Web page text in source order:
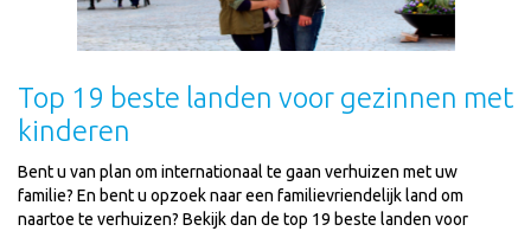
Top 19 beste landen voor gezinnen met
kinderen
Bent u van plan om internationaal te gaan verhuizen met uw
familie? En bent u opzoek naar een familievriendelijk land om
naartoe te verhuizen? Bekijk dan de top 19 beste landen voor